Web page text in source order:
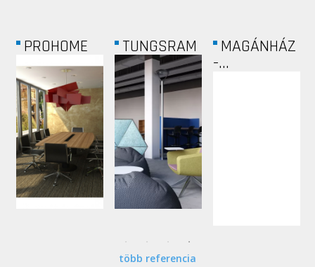
PROHOME TUNGSRAM
MAGÁNHÁZ
-...
több referencia